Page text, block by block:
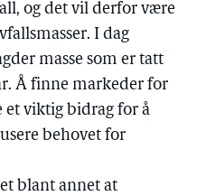
og det vil derfor være
I dag
masse som er tatt
Å finne markeder for
et viktig bidrag for å
behovet for
blant annet at